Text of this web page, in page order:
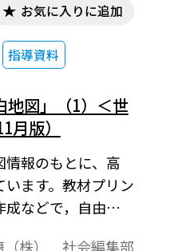
指導資料
お気に入りに追加
地図」（1）＜世
月版）
報のもとに、高
ます。教材プリン
成などで，自由に
（株） 社会編集部